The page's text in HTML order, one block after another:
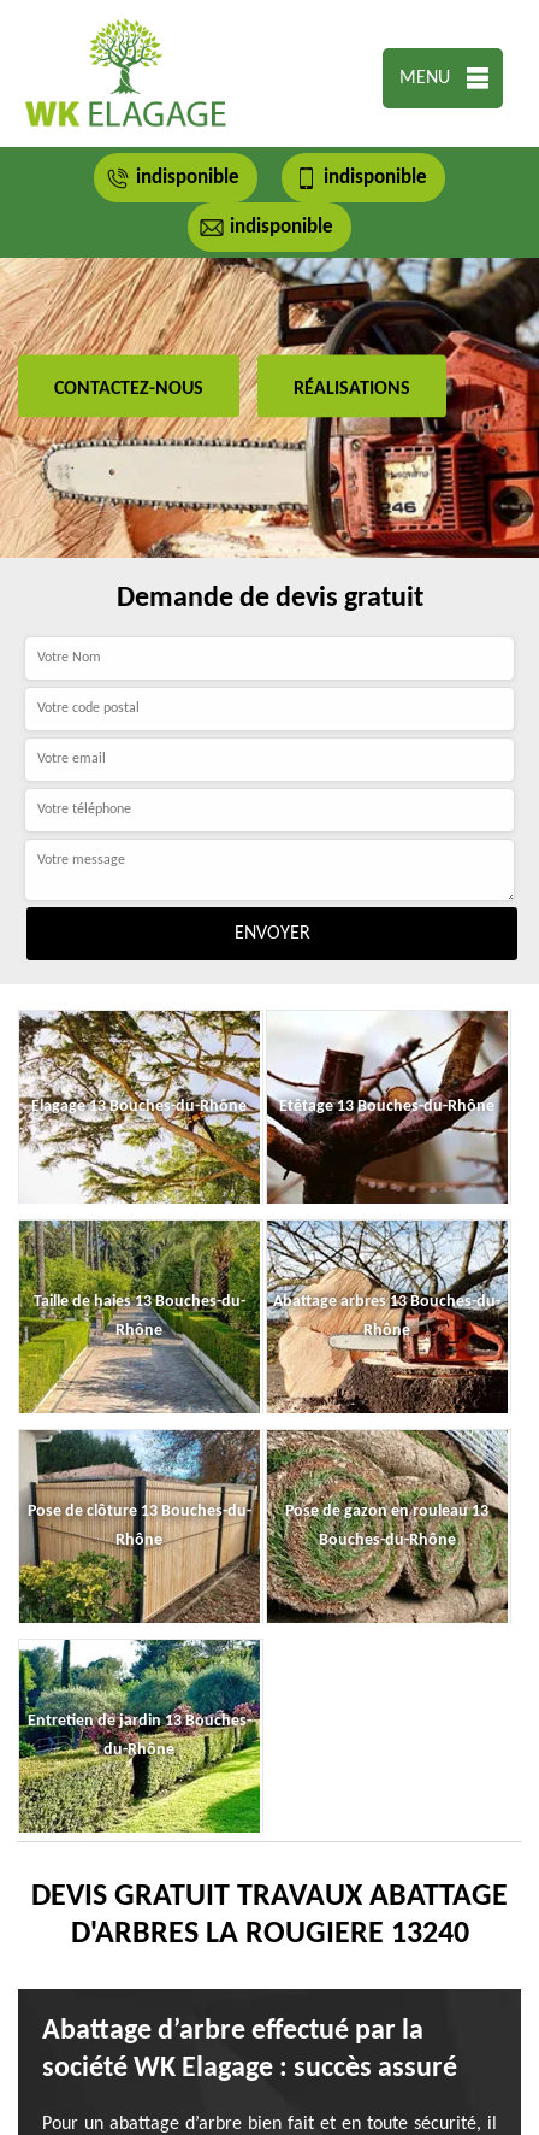
MENU
indisponible indisponible
indisponible
CONTACTEZ-NOUS RÉALISATIONS
Demande de devis gratuit
Elagage 13 Bouches-du-Rhône Etêtage 13 Bouches-du-Rhône
Taille de haies 13 Bouches-du-
Rhône
Abattage arbres 13 Bouches-du-
Rhône
Pose de clôture 13 Bouches-du-
Rhône
Pose de gazon en rouleau 13
Bouches-du-Rhône
Entretien de jardin 13 Bouches-
du-Rhône
DEVIS GRATUIT TRAVAUX ABATTAGE
D'ARBRES LA ROUGIERE 13240
Abattage d’arbre effectué par la
société WK Elagage : succès assuré
Pour un abattage d’arbre bien fait et en toute sécurité, il